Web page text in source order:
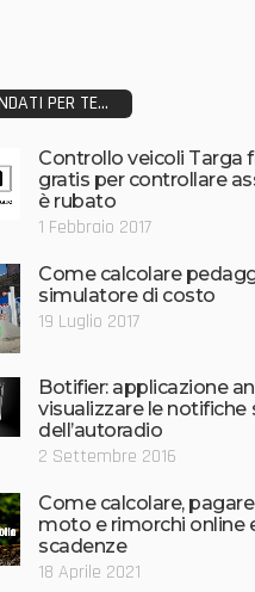
PER TE...
Controllo veicoli Targa
gratis per controllare
è rubato
1 Febbraio 2017
Come calcolare
simulatore di costo
19 Luglio 2017
Botifier: applicazione
visualizzare le notifiche
dell’autoradio
2 Settembre 2016
Come calcolare,
moto e rimorchi online
scadenze
18 Aprile 2021